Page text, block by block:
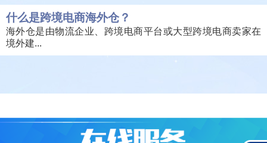
什么是跨境电商海外仓？
海外仓是由物流企业、跨境电商平台或大型跨境电商卖家在
境外建...